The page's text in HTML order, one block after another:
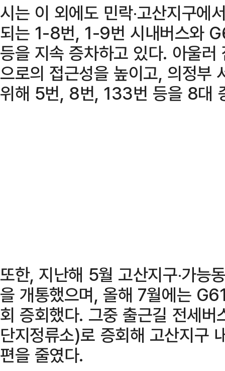
시는 이 외에도 민락‧고산지구에
되는 1-8번, 1-9번 시내버스와
등을 지속 증차하고 있다. 아울
으로의 접근성을 높이고, 의정부
위해 5번, 8번, 133번 등을 8대
또한, 지난해 5월 고산지구‧가능
을 개통했으며, 올해 7월에는
회 증회했다. 그중 출근길 전세
단지정류소)로 증회해 고산지구
편을 줄였다.